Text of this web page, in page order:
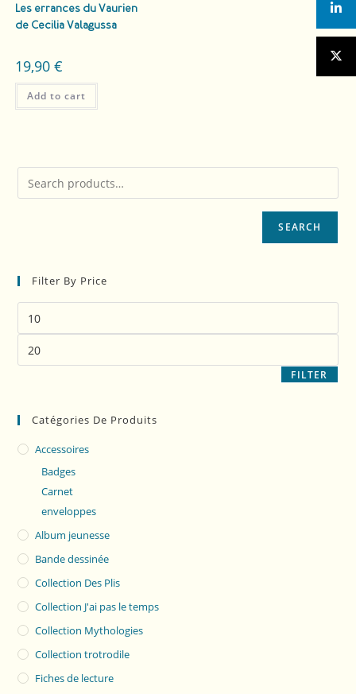
Les errances du Vaurien
de Cecilia Valagussa
19,90 €
Add to cart
SEARCH
Filter By Price
FILTER
Catégories De Produits
Accessoires
Badges
Carnet
enveloppes
Album jeunesse
Bande dessinée
Collection Des Plis
Collection J'ai pas le temps
Collection Mythologies
Collection trotrodile
Fiches de lecture